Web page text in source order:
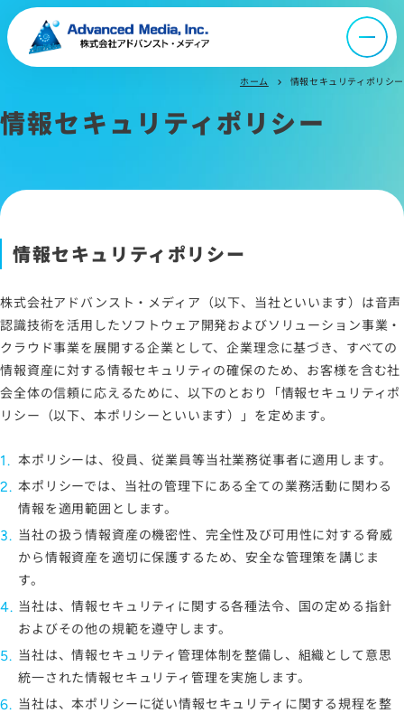
ニュース
採用情報
サイトマップ
サイトのご利用について
ソーシャルメディアポリシー
情報セキュリティポリシー
労働者派遣事業に関わる情報
メールマガジン
ホーム chevron_right 情報セキュリティポリシー
情報セキュリティポリシー
情報セキュリティポリシー
株式会社アドバンスト・メディア（以下、当社といいます）は音声
認識技術を活用したソフトウェア開発およびソリューション事業・
クラウド事業を展開する企業として、企業理念に基づき、すべての
情報資産に対する情報セキュリティの確保のため、お客様を含む社
会全体の信頼に応えるために、以下のとおり「情報セキュリティポ
リシー（以下、本ポリシーといいます）」を定めます。
本ポリシーは、役員、従業員等当社業務従事者に適用します。
本ポリシーでは、当社の管理下にある全ての業務活動に関わる
情報を適用範囲とします。
当社の扱う情報資産の機密性、完全性及び可用性に対する脅威
から情報資産を適切に保護するため、安全な管理策を講じま
す。
当社は、情報セキュリティに関する各種法令、国の定める指針
およびその他の規範を遵守します。
当社は、情報セキュリティ管理体制を整備し、組織として意思
統一された情報セキュリティ管理を実施します。
当社は、本ポリシーに従い情報セキュリティに関する規程を整